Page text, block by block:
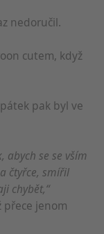
nedoručil.
cutem, když
pak byl ve
abych se se vším
čtyřce, smířil
chybět,“
přece jenom